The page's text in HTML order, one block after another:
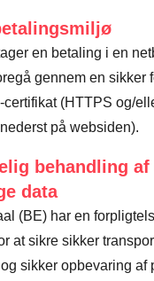
en betaling i en
gennem en sikker
certifikat (HTTPS og/
på websiden).
behandling af
data
(BE) har en
at sikre sikker
sikker opbevaring af